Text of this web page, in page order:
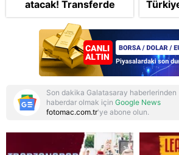
atacak! Transferde
golcü harekatı...
Son dakika Galatasaray haberlerinden
haberdar olmak için Google News
fotomac.com.tr'ye abone olun.